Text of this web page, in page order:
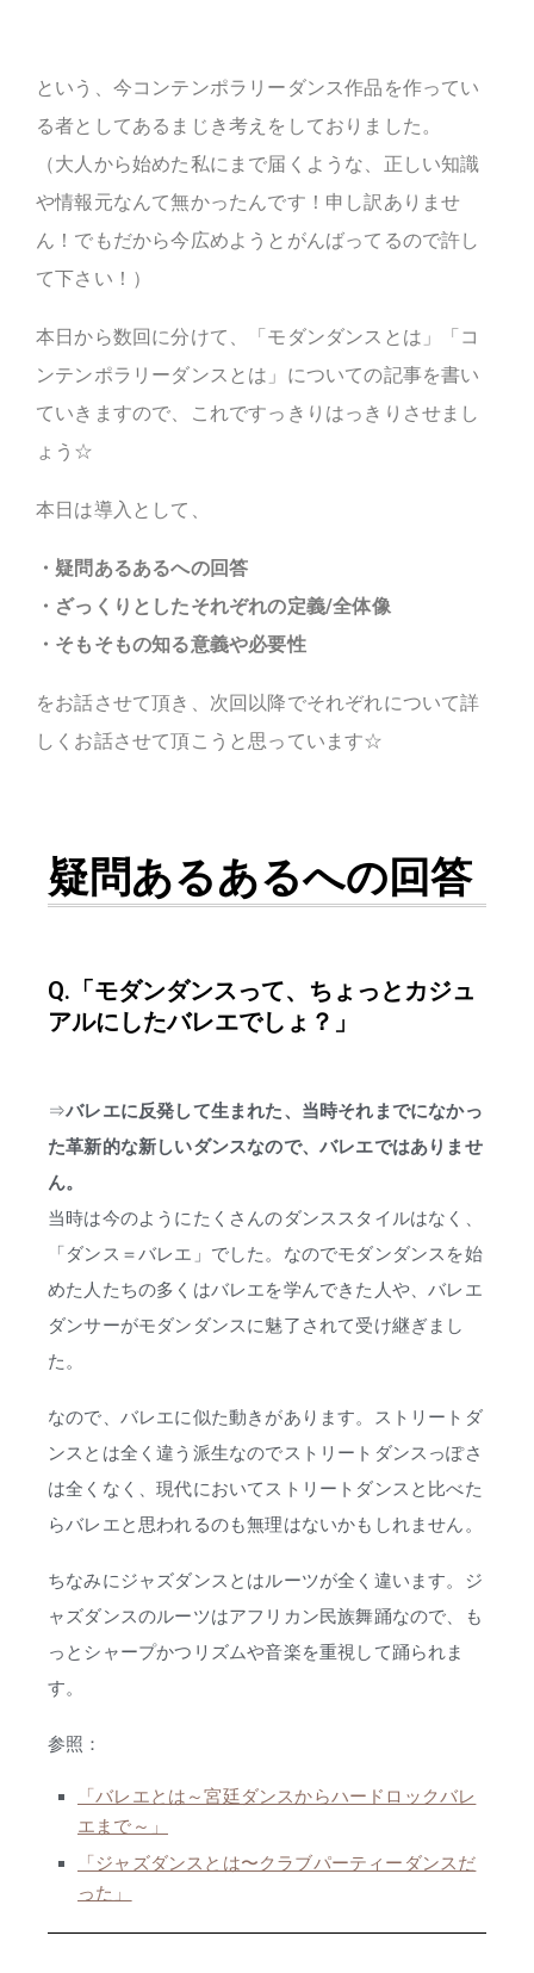
という、今コンテンポラリーダンス作品を作ってい
る者としてあるまじき考えをしておりました。
（大人から始めた私にまで届くような、正しい知識
や情報元なんて無かったんです！申し訳ありませ
ん！でもだから今広めようとがんばってるので許し
て下さい！）
本日から数回に分けて、「モダンダンスとは」「コ
ンテンポラリーダンスとは」についての記事を書い
ていきますので、これですっきりはっきりさせまし
ょう☆
本日は導入として、
・疑問あるあるへの回答
・ざっくりとしたそれぞれの定義/全体像
・そもそもの知る意義や必要性
をお話させて頂き、次回以降でそれぞれについて詳
しくお話させて頂こうと思っています☆
疑問あるあるへの回答
Q.「モダンダンスって、ちょっとカジュ
アルにしたバレエでしょ？」
⇒バレエに反発して生まれた、当時それまでになかっ
た革新的な新しいダンスなので、バレエではありませ
ん。
当時は今のようにたくさんのダンススタイルはなく、
「ダンス＝バレエ」でした。なのでモダンダンスを始
めた人たちの多くはバレエを学んできた人や、バレエ
ダンサーがモダンダンスに魅了されて受け継ぎまし
た。
なので、バレエに似た動きがあります。ストリートダ
ンスとは全く違う派生なのでストリートダンスっぽさ
は全くなく、現代においてストリートダンスと比べた
らバレエと思われるのも無理はないかもしれません。
ちなみにジャズダンスとはルーツが全く違います。ジ
ャズダンスのルーツはアフリカン民族舞踊なので、も
っとシャープかつリズムや音楽を重視して踊られま
す。
参照：
「バレエとは～宮廷ダンスからハードロックバレ
エまで～」
「ジャズダンスとは〜クラブパーティーダンスだ
った」